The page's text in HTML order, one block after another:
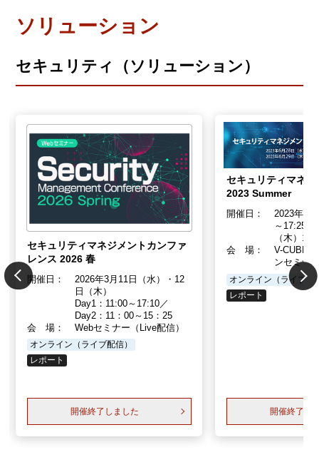
ソリューション
セキュリティ（ソリューション）
セキュリティマネジメントカンファ
レンス 2026 春
開催日：
2026年3月11日（水）・12
日（木）
Day1：11:00～17:10／
Day2：11：00～15：25
会 場：
Webセミナー（Live配信）
オンライン（ライブ配信）
レポート
開催終了しました
セキュリティマネ
2023 Summer
開催日：
2023年6
～17:25
（木）
会 場：
V-CUBE
ンセミナ
オンライン（ライブ配
レポート
開催終了し